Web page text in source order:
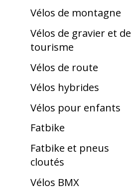
Vélos de montagne
Vélos de gravier et de
tourisme
Vélos de route
Vélos hybrides
Vélos pour enfants
Fatbike
Fatbike et pneus
cloutés
Vélos BMX